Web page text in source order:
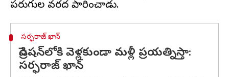
సర్ఫరాజ్ ఖాన్
డిప్రెషన్‌లోకి వెళ్లకుండా మళ్లీ ప్రయత్నిస్తా:
సర్ఫరాజ్ ఖాన్